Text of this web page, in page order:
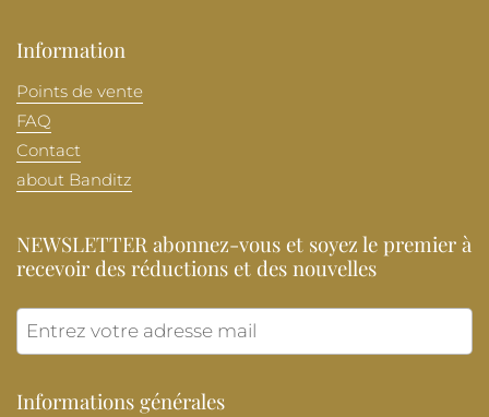
Information
Points de vente
FAQ
Contact
about Banditz
NEWSLETTER abonnez-vous et soyez le premier à
recevoir des réductions et des nouvelles
Informations générales